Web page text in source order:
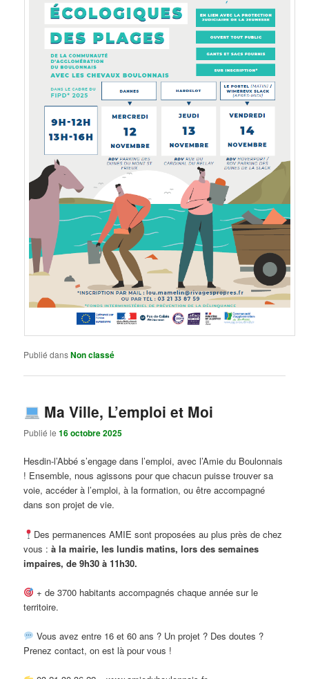
Publié dansNon classé
Ma Ville, L’emploi et Moi
Publié le16 octobre 2025
Hesdin-l’Abbé s’engage dans l’emploi, avec l’Amie du Boulonnais
! Ensemble, nous agissons pour que chacun puisse trouver sa
voie, accéder à l’emploi, à la formation, ou être accompagné
dans son projet de vie.
Des permanences AMIE sont proposées au plus près de chez
vous : à la mairie, les lundis matins, lors des semaines
impaires, de 9h30 à 11h30.
+ de 3700 habitants accompagnés chaque année sur le
territoire.
Vous avez entre 16 et 60 ans ? Un projet ? Des doutes ?
Prenez contact, on est là pour vous !